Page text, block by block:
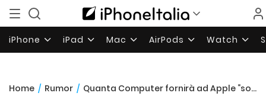
iPhone iPad Mac AirPods Watch
Home / Rumor / Quanta Computer fornirà ad Apple “soluzioni di guida autonoma”